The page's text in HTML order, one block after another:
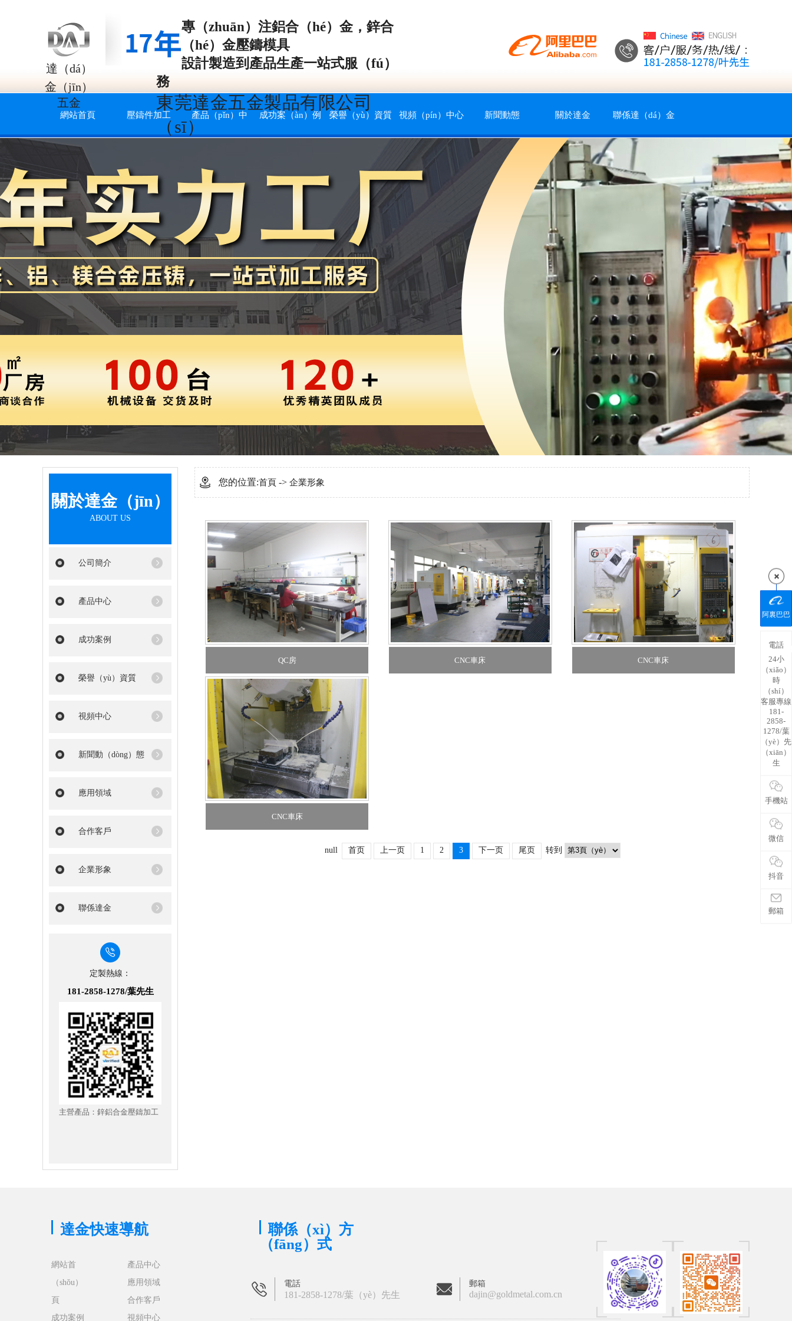
達（dá）
金（jīn）
五金
專（zhuān）注鋁合（hé）金，鋅合
（hé）金壓鑄模具
設計製造到產品生產一站式服（fú）
務
東莞達金五金製品有限公司
（sī）
網站首頁 壓鑄件加工 產品（pǐn）中 成功案（àn）例 榮譽（yù）資質 視頻（pín）中心 新聞動態 關於達金 聯係達（dá）金
關於達金（jīn）
ABOUT US
公司簡介
產品中心
成功案例
榮譽（yù）資質
視頻中心
新聞動（dòng）態
應用領域
合作客戶
企業形象
聯係達金
定製熱線：
181-2858-1278/葉先生
主營產品：鋅鋁合金壓鑄加工
您的位置:首頁 -> 企業形象
QC房 CNC車床 CNC車床
CNC車床
null 首页 上一页 1 2 3 下一页 尾页 转到
達金快速導航
網站首
（shǒu）
頁
成功案例
產品中心
應用領域
合作客戶
視頻中心
聯係（xì）方
（fāng）式
電話
181-2858-1278/葉（yè）先生
郵箱
dajin@goldmetal.com.cn
阿裏巴巴
電話
24小
（xiǎo）
時
（shí）
客服專線
181-
2858-
1278/葉
（yè）先
（xiān）
生
手機站
微信
抖音
郵箱